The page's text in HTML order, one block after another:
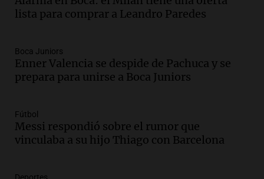
Audio. Oncativo presenta su 52ª Fiesta
Nacional del Salame con la novedad de la
Episodios
Audio.El reclamo del sector industrial
tras las críticas de Caputo: "Somos seres
Noticias Rosario
Episodios
Audio.Suspenden clases en Bariloche y
lista para comprar a Leandro Paredes
Boca Juniors
Enner Valencia se despide de Pachuca y se
prepara para unirse a Boca Juniors
Fútbol
Messi respondió sobre el rumor que
vinculaba a su hijo Thiago con Barcelona